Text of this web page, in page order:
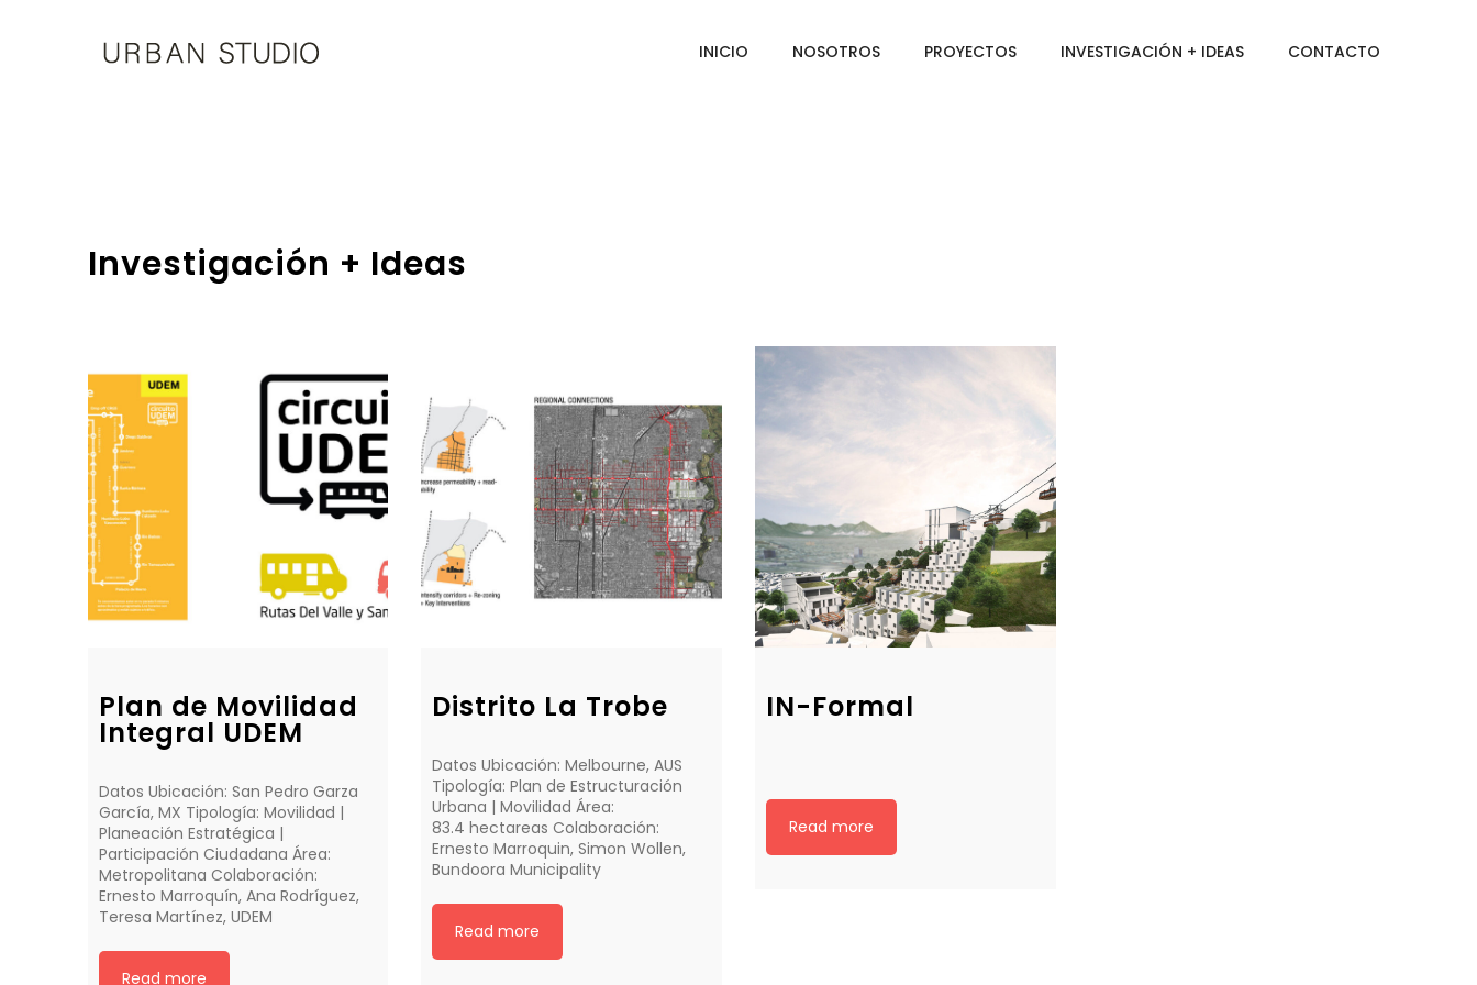
INICIO NOSOTROS PROYECTOS INVESTIGACIÓN + IDEAS CONTACTO
Investigación + Ideas
Plan de Movilidad
Integral UDEM
Datos Ubicación: San Pedro Garza
García, MX Tipología: Movilidad |
Planeación Estratégica |
Participación Ciudadana Área:
Metropolitana Colaboración:
Ernesto Marroquín, Ana Rodríguez,
Teresa Martínez, UDEM
Read more
Distrito La Trobe
Datos Ubicación: Melbourne, AUS
Tipología: Plan de Estructuración
Urbana | Movilidad Área:
83.4 hectareas Colaboración:
Ernesto Marroquin, Simon Wollen,
Bundoora Municipality
Read more
IN-Formal
Read more